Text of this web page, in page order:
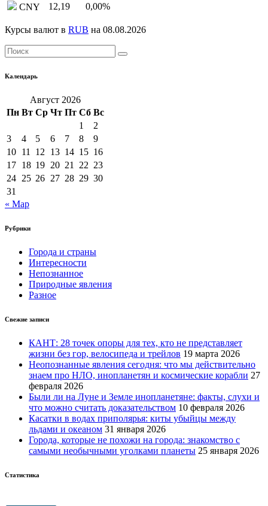
CNY 12,19 0,00%
Курсы валют в RUB на 08.08.2026
Календарь
Август 2026
Пн Вт Ср Чт Пт Сб Вс
1
2
3
4 5 6 7 8
9
10 11 12 13 14 15 16
17 18 19 20 21 22 23
24 25 26 27 28 29 30
31
« Мар
Рубрики
Города и страны
Интересности
Непознанное
Природные явления
Разное
Свежие записи
КАНТ: 28 точек опоры для тех, кто не представляет
жизни без гор, велосипеда и трейлов 19 марта 2026
Неопознанные явления сегодня: что мы действительно
знаем про НЛО, инопланетян и космические корабли 27
февраля 2026
Были ли на Луне и Земле инопланетяне: факты, слухи и
что можно считать доказательством 10 февраля 2026
Касатки в водах приполярья: киты убыйцы между
льдами и океаном 31 января 2026
Города, которые не похожи на города: знакомство с
самыми необычными уголками планеты 25 января 2026
Статистика